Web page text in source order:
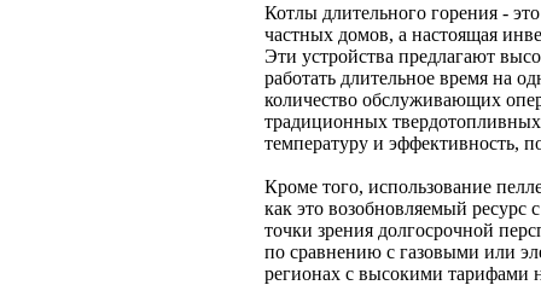
Котлы длительного горения -
частных домов, а настоящая
Эти устройства предлагают
работать длительное время на
количество обслуживающих
традиционных
температуру и эффективность,
Кроме того, использование
как это возобновляемый
точки зрения долгосрочной
по сравнению с газовыми или
регионах с высокими тарифами